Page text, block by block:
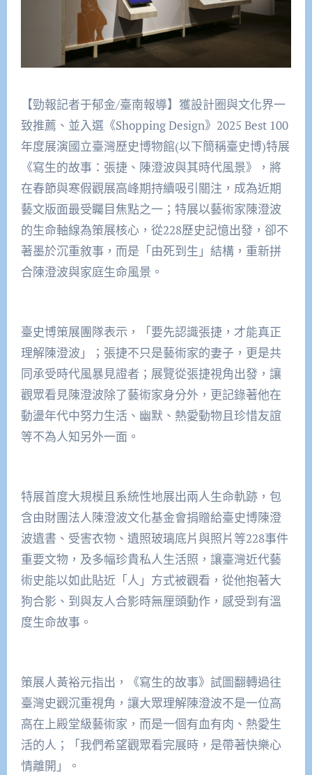
【勁報記者于郁金/臺南報導】獲設計圈與文化界一
致推薦、並入選《Shopping Design》2025 Best 100
年度展演國立臺灣歷史博物館(以下簡稱臺史博)特展
《寫生的故事：張捷、陳澄波與其時代風景》，將
在春節與寒假觀展高峰期持續吸引關注，成為近期
藝文版面最受矚目焦點之一；特展以藝術家陳澄波
的生命軸線為策展核心，從228歷史記憶出發，卻不
著墨於沉重敘事，而是「由死到生」結構，重新拼
合陳澄波與家庭生命風景。
臺史博策展團隊表示，「要先認識張捷，才能真正
理解陳澄波」；張捷不只是藝術家的妻子，更是共
同承受時代風暴見證者；展覽從張捷視角出發，讓
觀眾看見陳澄波除了藝術家身分外，更記錄著他在
動盪年代中努力生活、幽默、熱愛動物且珍惜友誼
等不為人知另外一面。
特展首度大規模且系統性地展出兩人生命軌跡，包
含由財團法人陳澄波文化基金會捐贈給臺史博陳澄
波遺書、受害衣物、遺照玻璃底片與照片等228事件
重要文物，及多幅珍貴私人生活照，讓臺灣近代藝
術史能以如此貼近「人」方式被觀看，從他抱著大
狗合影、到與友人合影時無厘頭動作，感受到有溫
度生命故事。
策展人黃裕元指出，《寫生的故事》試圖翻轉過往
臺灣史觀沉重視角，讓大眾理解陳澄波不是一位高
高在上殿堂級藝術家，而是一個有血有肉、熱愛生
活的人；「我們希望觀眾看完展時，是帶著快樂心
情離開」。